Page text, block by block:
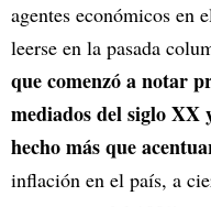
agentes económicos en
leerse en la pasada
que comenzó a notar
mediados del siglo XX
hecho más que
inflación en el país, a